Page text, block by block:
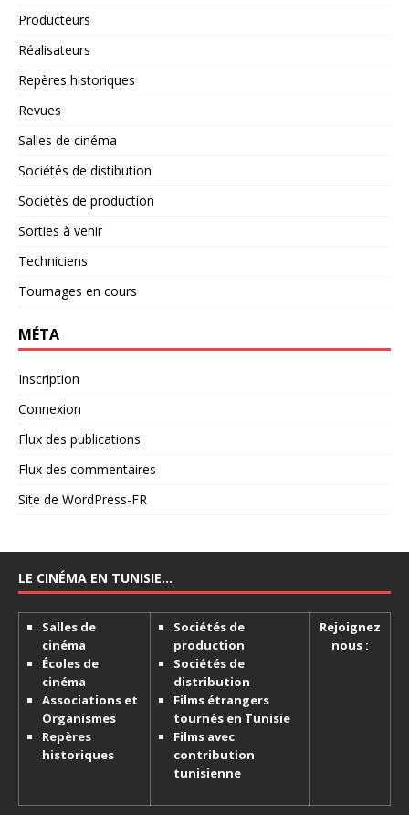
Producteurs
Réalisateurs
Repères historiques
Revues
Salles de cinéma
Sociétés de distibution
Sociétés de production
Sorties à venir
Techniciens
Tournages en cours
MÉTA
Inscription
Connexion
Flux des publications
Flux des commentaires
Site de WordPress-FR
LE CINÉMA EN TUNISIE…
Salles de
cinéma
Écoles de
cinéma
Associations et
Organismes
Repères
historiques
Sociétés de
production
Sociétés de
distribution
Films étrangers
tournés en Tunisie
Films avec
contribution
tunisienne
Rejoignez
nous :